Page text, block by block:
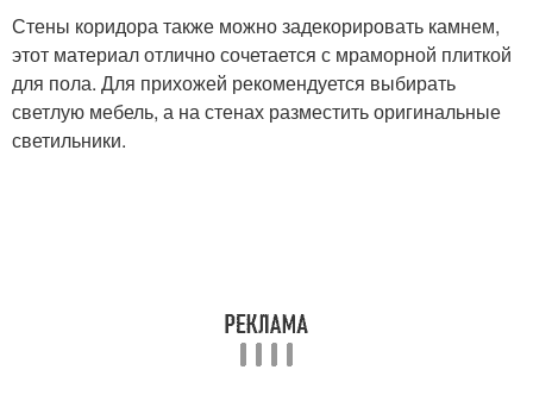
Стены коридора также можно задекорировать камнем,
этот материал отлично сочетается с мраморной плиткой
для пола. Для прихожей рекомендуется выбирать
светлую мебель, а на стенах разместить оригинальные
светильники.